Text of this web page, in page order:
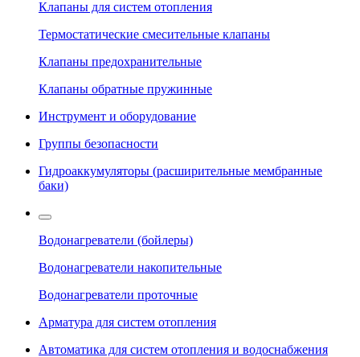
Клапаны для систем отопления
Термостатические смесительные клапаны
Клапаны предохранительные
Клапаны обратные пружинные
Инструмент и оборудование
Группы безопасности
Гидроаккумуляторы (расширительные мембранные
баки)
Водонагреватели (бойлеры)
Водонагреватели накопительные
Водонагреватели проточные
Арматура для систем отопления
Автоматика для систем отопления и водоснабжения